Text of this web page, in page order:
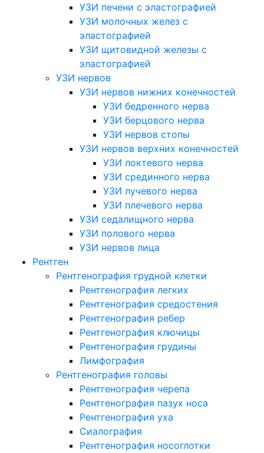
УЗИ печени с эластографией
УЗИ молочных желез с
эластографией
УЗИ щитовидной железы с
эластографией
УЗИ нервов
УЗИ нервов нижних конечностей
УЗИ бедренного нерва
УЗИ берцового нерва
УЗИ нервов стопы
УЗИ нервов верхних конечностей
УЗИ локтевого нерва
УЗИ срединного нерва
УЗИ лучевого нерва
УЗИ плечевого нерва
УЗИ седалищного нерва
УЗИ полового нерва
УЗИ нервов лица
Рентген
Рентгенография грудной клетки
Рентгенография легких
Рентгенография средостения
Рентгенография ребер
Рентгенография ключицы
Рентгенография грудины
Лимфография
Рентгенография головы
Рентгенография черепа
Рентгенография пазух носа
Рентгенография уха
Сиалография
Рентгенография носоглотки